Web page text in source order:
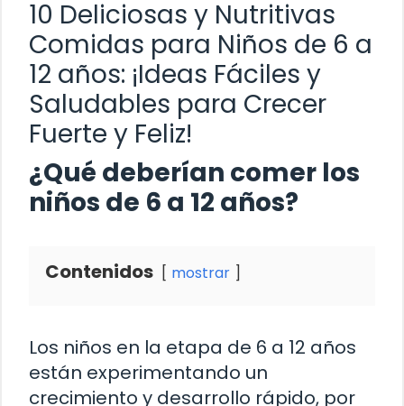
10 Deliciosas y Nutritivas
Comidas para Niños de 6 a
12 años: ¡Ideas Fáciles y
Saludables para Crecer
Fuerte y Feliz!
¿Qué deberían comer los
niños de 6 a 12 años?
Contenidos mostrar
Los niños en la etapa de 6 a 12 años
están experimentando un
crecimiento y desarrollo rápido, por